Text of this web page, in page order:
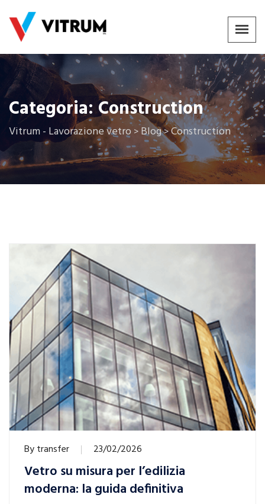
Categoria:Construction
Vitrum - Lavorazione vetro >Blog>Construction
Bytransfer 23/02/2026
Vetro su misura per l’edilizia
moderna: la guida definitiva